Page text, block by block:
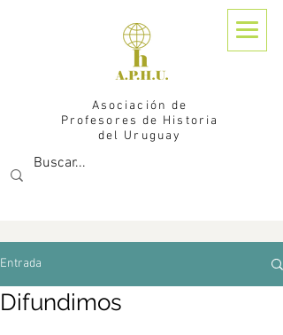
Asociación de
Profesores de Historia
del Uruguay
Entrada
Difundimos